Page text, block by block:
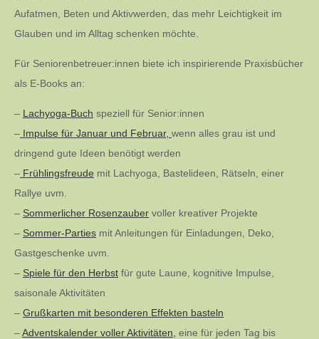
Aufatmen, Beten und Aktivwerden, das mehr Leichtigkeit im
Glauben und im Alltag schenken möchte.
Für Seniorenbetreuer:innen biete ich inspirierende Praxisbücher
als E-Books an:
– Lachyoga-Buch speziell für Senior:innen
– Impulse für Januar und Februar, wenn alles grau ist und
dringend gute Ideen benötigt werden
– Frühlingsfreude mit Lachyoga, Bastelideen, Rätseln, einer
Rallye uvm.
– Sommerlicher Rosenzauber voller kreativer Projekte
– Sommer-Parties mit Anleitungen für Einladungen, Deko,
Gastgeschenke uvm.
– Spiele für den Herbst für gute Laune, kognitive Impulse,
saisonale Aktivitäten
– Grußkarten mit besonderen Effekten basteln
–Adventskalender voller Aktivitäten, eine für jeden Tag bis